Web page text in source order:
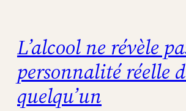
L’alcool ne révèle
personnalité réelle
quelqu’un